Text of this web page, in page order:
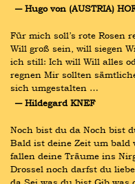
― Hugo von (AUSTRIA)
Für mich soll’s rote Rosen
Will groß sein, will siegen
ich still: Ich will Will alles
regnen Mir sollten
sich umgestalten …
― Hildegard KNEF
Noch bist du da Noch bist
Bald ist deine Zeit um bald
fallen deine Träume ins
Drossel noch darfst du